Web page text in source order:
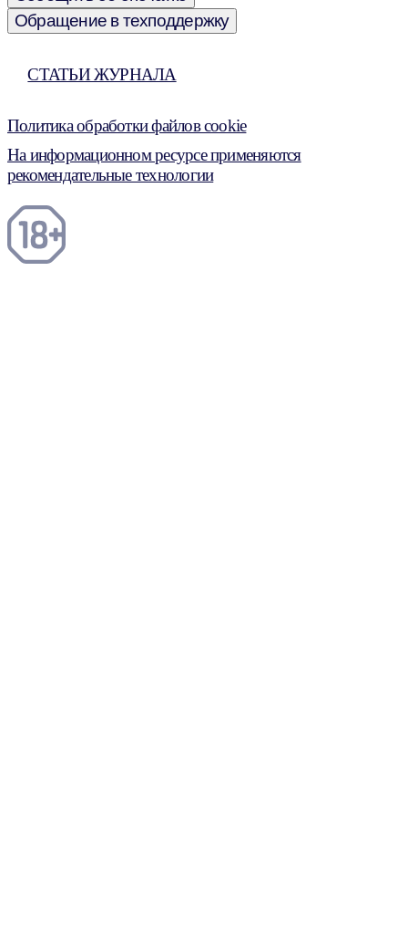
Обращение в техподдержку
СТАТЬИ ЖУРНАЛА
Политика обработки файлов cookie
На информационном ресурсе применяются
рекомендательные технологии